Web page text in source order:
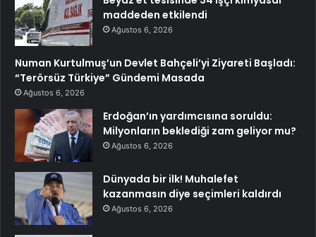
maddeden etkilendi
Ağustos 6, 2026
Numan Kurtulmuş’un Devlet Bahçeli’yi Ziyareti Başladı:
“Terörsüz Türkiye” Gündemi Masada
Ağustos 6, 2026
Erdoğan’ın yardımcısına soruldu:
Milyonların beklediği zam geliyor mu?
Ağustos 6, 2026
Dünyada bir ilk! Muhalefet
kazanmasın diye seçimleri kaldırdı
Ağustos 6, 2026